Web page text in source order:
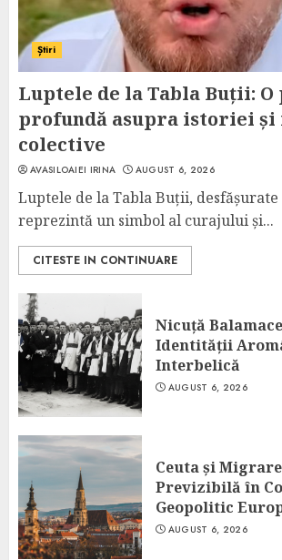
Știri
Luptele de la Tabla Buții:
profundă asupra istoriei
colective
AVASILOAIEI IRINA AUGUST 6, 2026
Luptele de la Tabla Buții, desfășurate
reprezintă un simbol al curajului și...
CITESTE IN CONTINUARE
Nicuță
Identității
Interbelică
AUGUST 6, 2026
Ceuta și
Previzibilă în
Geopolitic
AUGUST 6, 2026